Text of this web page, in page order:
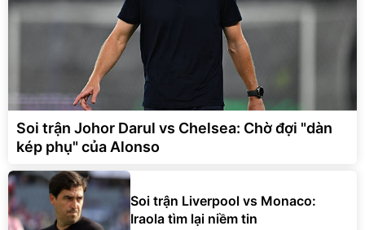
Soi trận Johor Darul vs Chelsea: Chờ đợi "dàn
kép phụ" của Alonso
Soi trận Liverpool vs Monaco:
Iraola tìm lại niềm tin